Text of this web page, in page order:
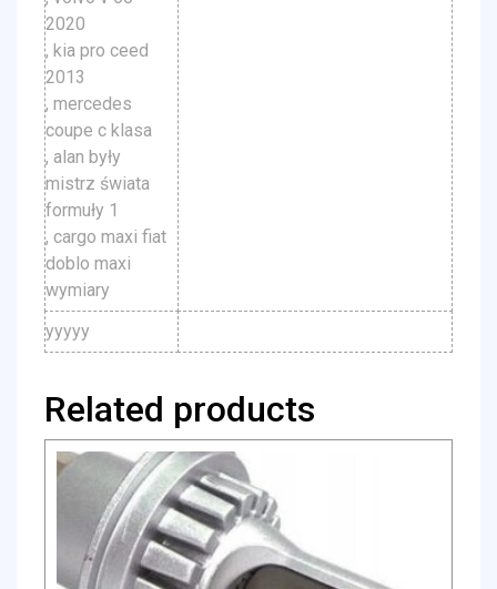
2020
, kia pro ceed
2013
, mercedes
coupe c klasa
, alan były
mistrz świata
formuły 1
, cargo maxi fiat
doblo maxi
wymiary
yyyyy
Related products